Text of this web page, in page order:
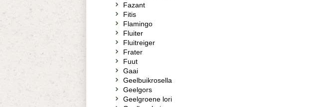
Fazant
Fitis
Flamingo
Fluiter
Fluitreiger
Frater
Fuut
Gaai
Geelbuikrosella
Geelgors
Geelgroene lori